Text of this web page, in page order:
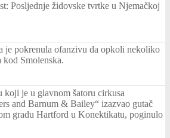
Posljednje židovske tvrtke u Njemačkoj
je pokrenula ofanzivu da opkoli nekoliko
kod Smolenska.
koji je u glavnom šatoru cirkusa
and Barnum & Bailey“ izazvao gutač
gradu Hartford u Konektikatu, poginulo